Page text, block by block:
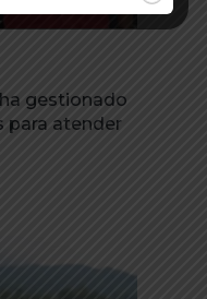
gestionado
para atender